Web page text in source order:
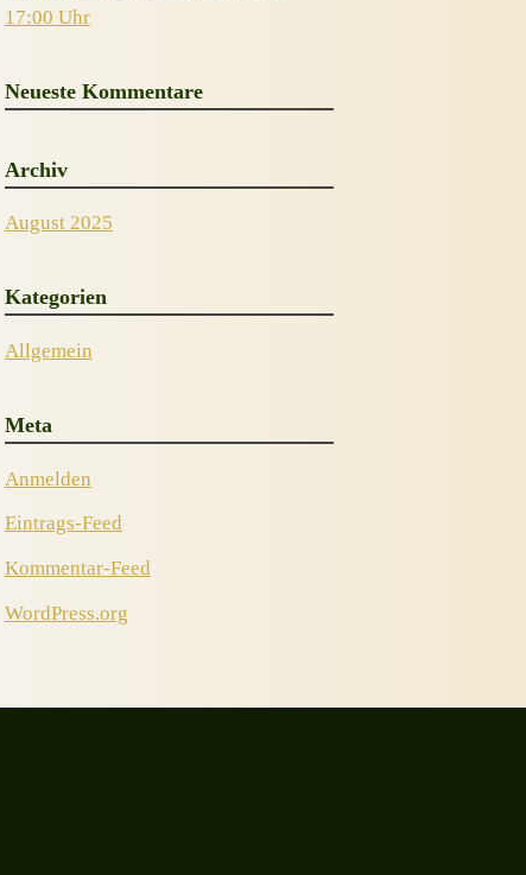
17:00 Uhr
Neueste Kommentare
Archiv
August 2025
Kategorien
Allgemein
Meta
Anmelden
Eintrags-Feed
Kommentar-Feed
WordPress.org